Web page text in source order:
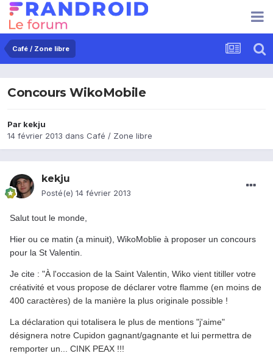
Café / Zone libre
Concours WikoMobile
Par kekju
14 février 2013 dans Café / Zone libre
kekju
Posté(e) 14 février 2013
Salut tout le monde,
Hier ou ce matin (a minuit), WikoMoblie à proposer un concours
pour la St Valentin.
Je cite : "À l'occasion de la Saint Valentin, Wiko vient titiller votre
créativité et vous propose de déclarer votre flamme (en moins de
400 caractères) de la manière la plus originale possible !
La déclaration qui totalisera le plus de mentions "j'aime"
désignera notre Cupidon gagnant/gagnante et lui permettra de
remporter un... CINK PEAX !!!